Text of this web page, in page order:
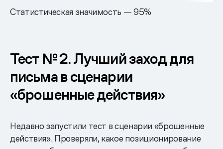
Статистическая значимость — 95%
Тест № 2. Лучший заход для
письма в сценарии
«брошенные действия»
Недавно запустили тест в сценарии «брошенные
действия». Проверяли, какое позиционирование